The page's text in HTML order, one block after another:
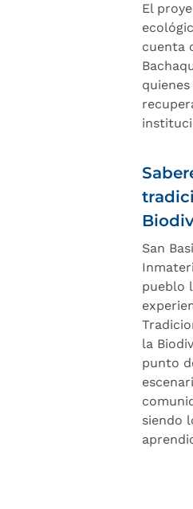
El
cuenta
San
pueblo
la
punto
siendo